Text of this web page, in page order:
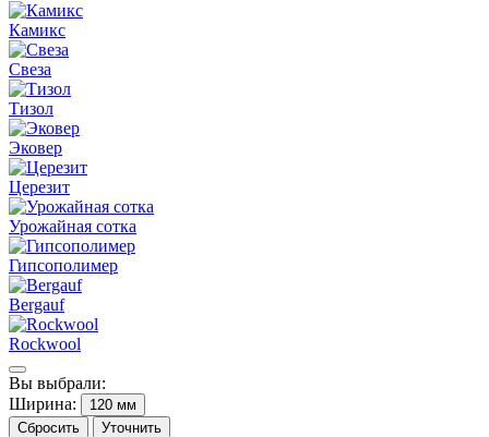
Камикс
Свеза
Тизол
Эковер
Церезит
Урожайная сотка
Гипсополимер
Bergauf
Rockwool
Вы выбрали:
Ширина:
120 мм
Сбросить
Уточнить